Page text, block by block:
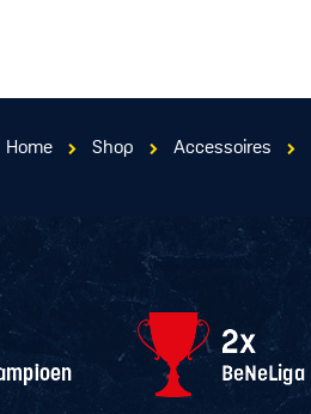
Home Shop Accessoires